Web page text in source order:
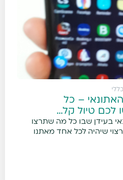
כללי
– כל
לכם טיול קל…
בעידן שבו כל מה שתרצו
שיהיה לכל אחד מאתנו